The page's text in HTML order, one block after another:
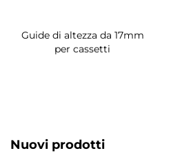
Guide di altezza da 17mm
per cassetti
Nuovi prodotti